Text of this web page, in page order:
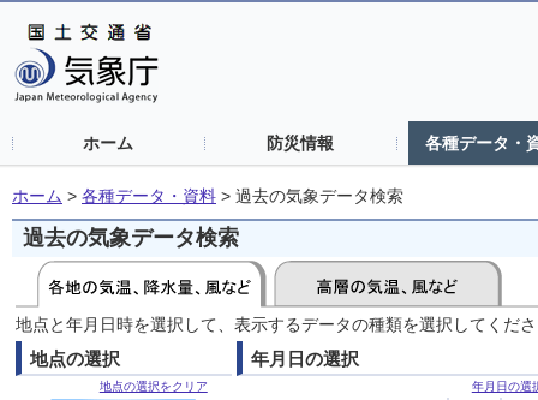
ホーム 防災情報 各種データ・
ホーム > 各種データ・資料 > 過去の気象データ検索
過去の気象データ検索
地点と年月日時を選択して、表示するデータの種類を選択してくだ
地点の選択
地点の選択をクリア
年月日の選択
年月日の選